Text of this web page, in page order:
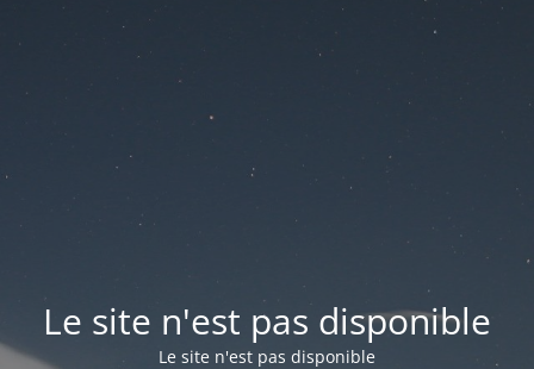
Le site n'est pas disponible
Le site n'est pas disponible